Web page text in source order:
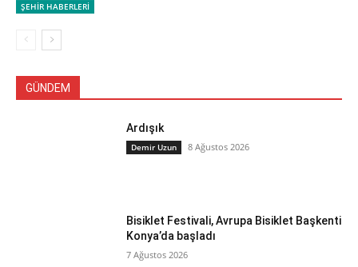
ŞEHİR HABERLERİ
GÜNDEM
Ardışık
Demir Uzun 8 Ağustos 2026
Bisiklet Festivali, Avrupa Bisiklet Başkenti
Konya’da başladı
7 Ağustos 2026